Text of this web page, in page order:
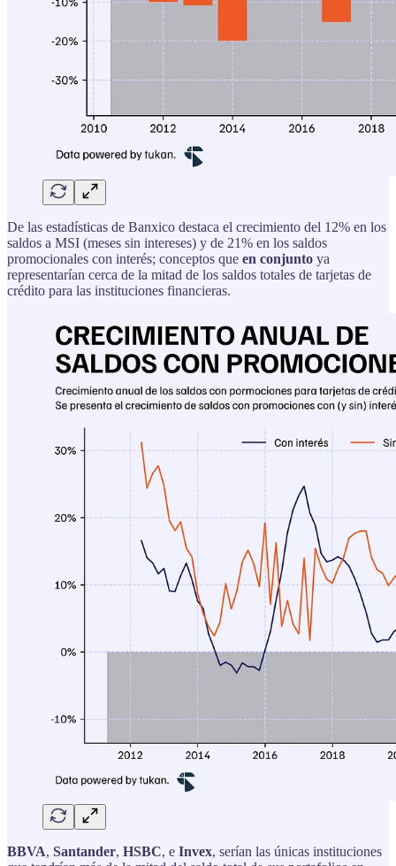
De las estadísticas de Banxico destaca el crecimiento del 12% en los
saldos a MSI (meses sin intereses) y de 21% en los saldos
promocionales con interés; conceptos que en conjunto ya
representarían cerca de la mitad de los saldos totales de tarjetas de
crédito para las instituciones financieras.
BBVA, Santander, HSBC, e Invex, serían las únicas instituciones